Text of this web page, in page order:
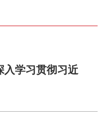
学习贯彻习近